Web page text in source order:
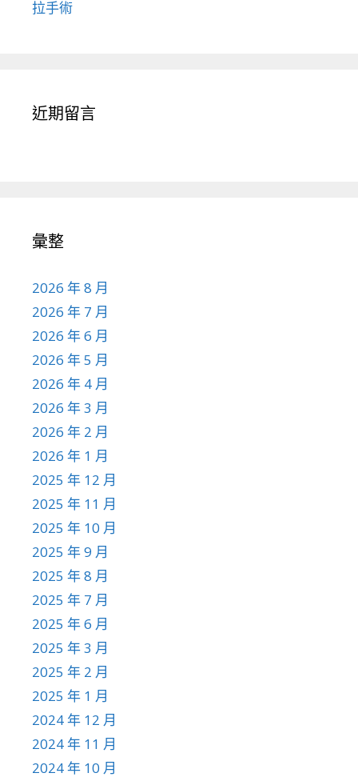
拉手術
近期留言
彙整
2026 年 8 月
2026 年 7 月
2026 年 6 月
2026 年 5 月
2026 年 4 月
2026 年 3 月
2026 年 2 月
2026 年 1 月
2025 年 12 月
2025 年 11 月
2025 年 10 月
2025 年 9 月
2025 年 8 月
2025 年 7 月
2025 年 6 月
2025 年 3 月
2025 年 2 月
2025 年 1 月
2024 年 12 月
2024 年 11 月
2024 年 10 月